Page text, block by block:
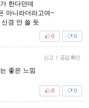
한다던데
아니라더라고여~
경 안 쓸 듯
0
0
신고 | 공감 확인
좋은 느낌
0
0